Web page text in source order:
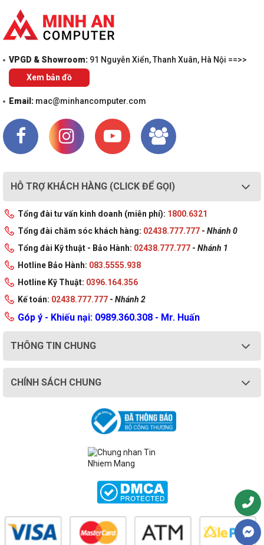
VPGD & Showroom: 91 Nguyễn Xiển, Thanh Xuân, Hà Nội ==>>
Xem bản đồ
Email: mac@minhancomputer.com
HỖ TRỢ KHÁCH HÀNG (CLICK ĐỂ GỌI)
Tổng đài tư vấn kinh doanh (miễn phí): 1800.6321
Tổng đài chăm sóc khách hàng: 02438.777.777 - Nhánh 0
Tổng đài Kỹ thuật - Bảo Hành: 02438.777.777 - Nhánh 1
Hotline Bảo Hành: 083.5555.938
Hotline Kỹ Thuật: 0396.164.356
Kế toán: 02438.777.777 - Nhánh 2
Góp ý - Khiếu nại: 0989.360.308 - Mr. Huấn
THÔNG TIN CHUNG
CHÍNH SÁCH CHUNG